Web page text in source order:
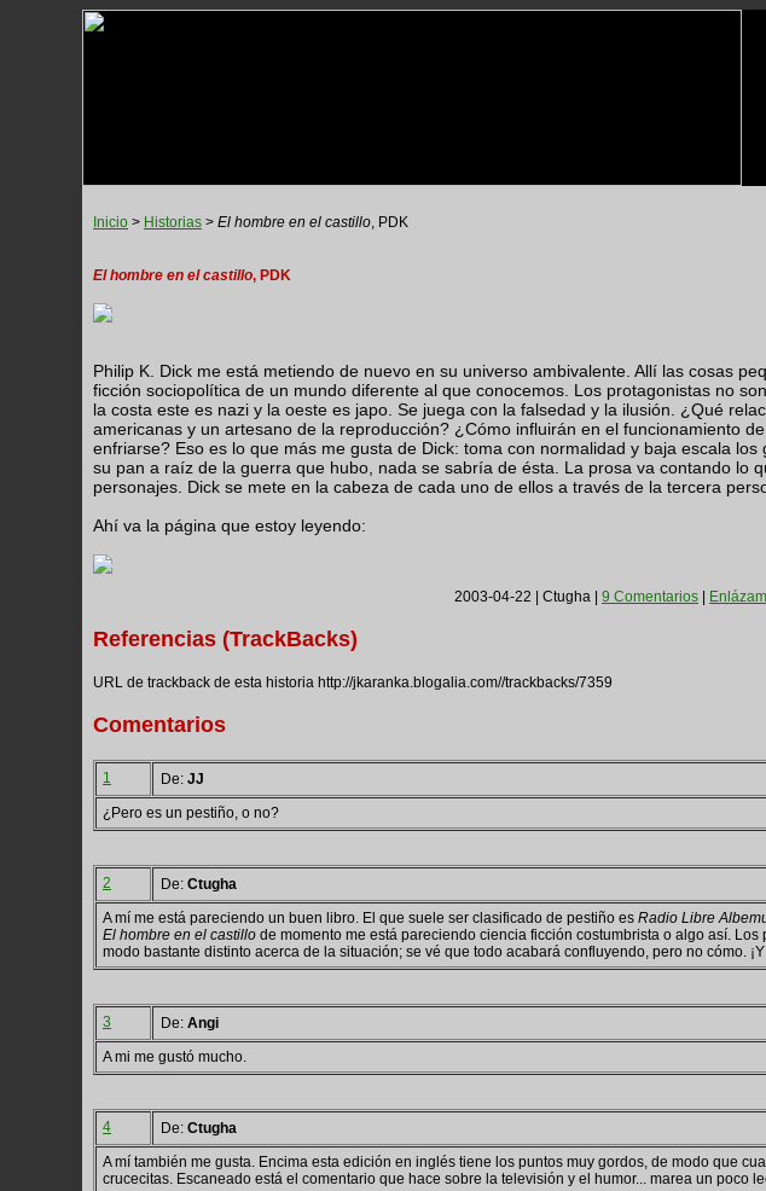
Inicio > Historias > El hombre en el castillo, PDK
El hombre en el castillo, PDK
Philip K. Dick me está metiendo de nuevo en su universo ambivalente. Allí las cosas
ficción sociopolítica de un mundo diferente al que conocemos. Los protagonistas no
la costa este es nazi y la oeste es japo. Se juega con la falsedad y la ilusión. ¿Qué
americanas y un artesano de la reproducción? ¿Cómo influirán en el funcionamiento
enfriarse? Eso es lo que más me gusta de Dick: toma con normalidad y baja escala
su pan a raíz de la guerra que hubo, nada se sabría de ésta. La prosa va contando lo
personajes. Dick se mete en la cabeza de cada uno de ellos a través de la tercera
Ahí va la página que estoy leyendo:
2003-04-22 | Ctugha | 9 Comentarios
Referencias (TrackBacks)
URL de trackback de esta historia http://jkaranka.blogalia.com//trackbacks/7359
Comentarios
1 De: JJ
¿Pero es un pestiño, o no?
2 De: Ctugha
A mí me está pareciendo un buen libro. El que suele ser clasificado de pestiño es Radio Libre
El hombre en el castillo de momento me está pareciendo ciencia ficción costumbrista o algo así.
modo bastante distinto acerca de la situación; se vé que todo acabará confluyendo, pero no cómo.
3 De: Angi
A mi me gustó mucho.
4 De: Ctugha
A mí también me gusta. Encima esta edición en inglés tiene los puntos muy gordos, de modo que
crucecitas. Escaneado está el comentario que hace sobre la televisión y el humor... marea un poco